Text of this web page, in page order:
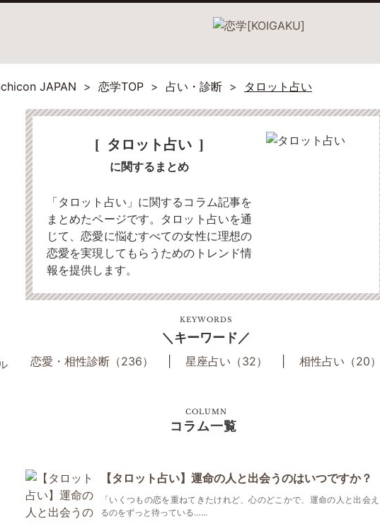
JAPAN 恋学TOP 占い・診断 タロット占い
タロット占い
に関するまとめ
「タロット占い」に関するコラム記事を
まとめたページです。タロット占いを通
じて、恋愛に悩むすべての女性に理想の
恋愛を実現してもらうためのトレンド情
報を提供します。
KEYWORDS
キーワード
恋愛・相性診断（236）
星座占い（32） 相性占い（20）
COLUMN
コラム一覧
【タロット占い】運命の人と出会うのはいつですか？
「いくつもの恋を重ねてきたけれど、心のどこかで、運命の人と出会え
るのをずっと待っている…...